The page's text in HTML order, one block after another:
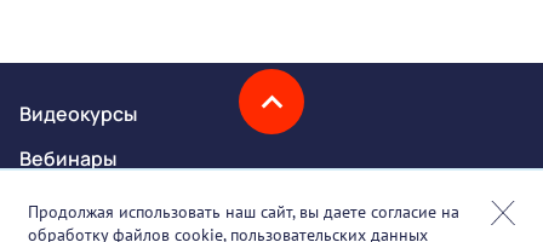
Видеокурсы
Вебинары
Онлайн-события
Продолжая использовать наш сайт, вы даете согласие на
обработку файлов cookie, пользовательских данных